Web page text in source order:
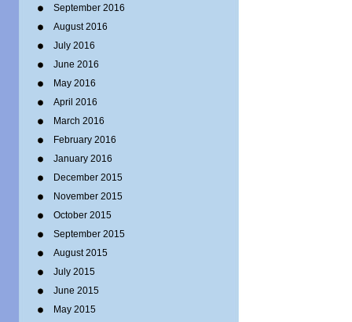
September 2016
August 2016
July 2016
June 2016
May 2016
April 2016
March 2016
February 2016
January 2016
December 2015
November 2015
October 2015
September 2015
August 2015
July 2015
June 2015
May 2015